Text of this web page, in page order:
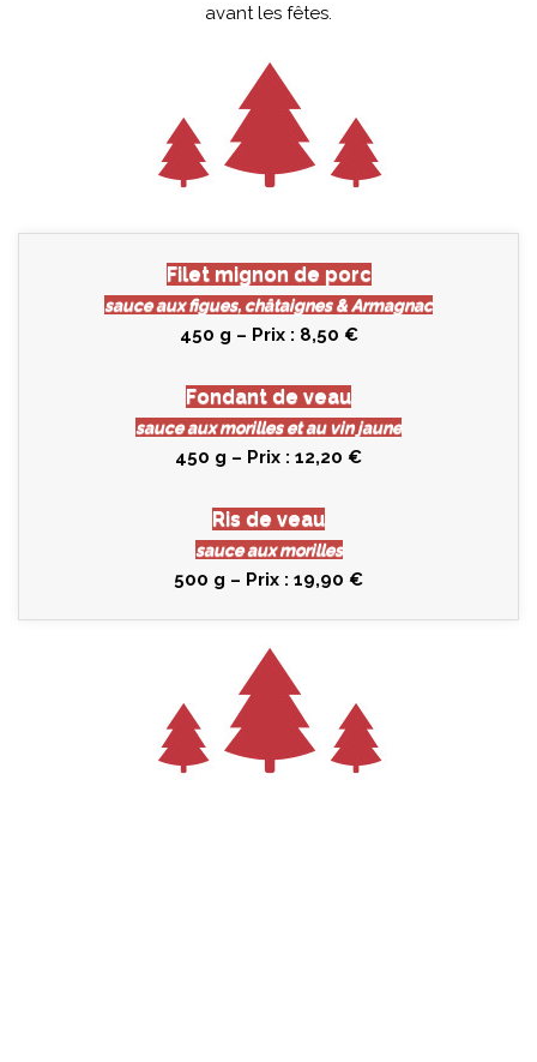
avant les fêtes.
Filet mignon de porc
sauce aux figues, châtaignes & Armagnac
450 g – Prix : 8,50 €
Fondant de veau
sauce aux morilles et au vin jaune
450 g – Prix : 12,20 €
Ris de veau
sauce aux morilles
500 g – Prix : 19,90 €